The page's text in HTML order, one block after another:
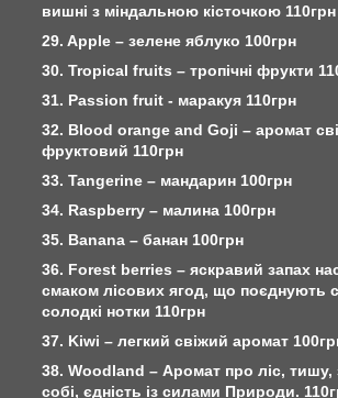
вишні з міндальною кісточкою 110грн
29. Apple – зелене яблуко 100грн
30. Tropical fruits – тропічні фрукти
31. Passion fruit - маракуя 110грн
32. Blood orange and Goji – аромат
фруктовий 110грн
33. Tangerine – мандарин 100грн
34. Raspberry – малина 100грн
35. Banana – банан 100грн
36. Forest berries – яскравий запах
смаком лісових ягод, що поєднують
солодкі нотки 110грн
37. Kiwi – легкий свіжий аромат
38. Woodland – Аромат про ліс, тишу,
собі, єдність із силами Природи.